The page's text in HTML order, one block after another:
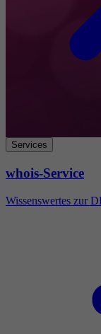
Services
whois-Service
Wissenswertes zur